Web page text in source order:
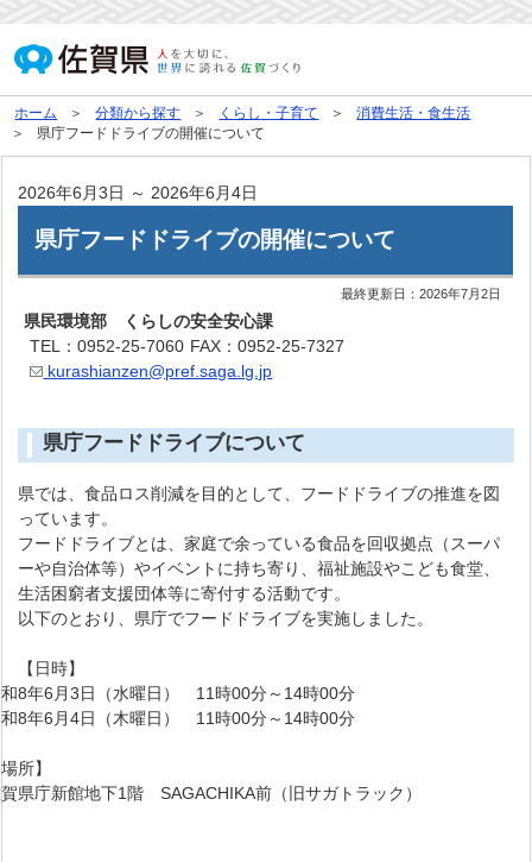
ホーム 分類から探す くらし・子育て
消費生活・食生活
県庁フードドライブの開催について
2026年6月3日 ～ 2026年6月4日
県庁フードドライブの開催について
最終更新日：2026年7月2日
県民環境部 くらしの安全安心課
TEL：0952-25-7060 FAX：0952-25-7327
kurashianzen@pref.saga.lg.jp
県庁フードドライブについて
県では、食品ロス削減を目的として、フードドライブの推進を図
っています。
フードドライブとは、家庭で余っている食品を回収拠点（スーパ
ーや自治体等）やイベントに持ち寄り、福祉施設やこども食堂、
生活困窮者支援団体等に寄付する活動です。
以下のとおり、県庁でフードドライブを実施しました。
【日時】
8年6月3日（水曜日） 11時00分～14時00分
8年6月4日（木曜日） 11時00分～14時00分
所】
県庁新館地下1階 SAGACHIKA前（旧サガトラック）